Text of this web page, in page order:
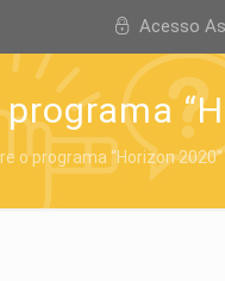
Acesso
o programa “Horizon 2020”